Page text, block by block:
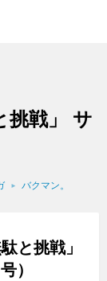
挑戦」 サ
バクマン。
と挑戦」
）